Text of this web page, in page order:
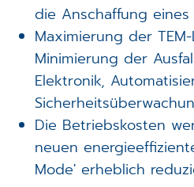
die Anschaffung
Maximierung der
Minimierung der
Elektronik,
Die Betriebskosten
neuen
Mode' erheblich